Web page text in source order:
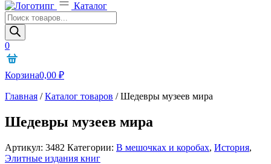
Каталог
Поиск
товаров
0
Корзина0,00 ₽
Главная /Каталог товаров /Шедевры музеев мира
Шедевры музеев мира
Артикул: 3482 Категории: В мешочках и коробах, История,
Элитные издания книг